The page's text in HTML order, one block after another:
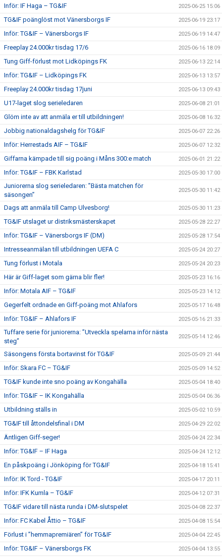
Inför: IF Haga – TG&IF 2025-06-25 15:06
TG&IF poänglöst mot Vänersborgs IF 2025-06-19 23:17
Inför: TG&IF – Vänersborgs IF 2025-06-19 14:47
Freeplay 24.000kr tisdag 17/6 2025-06-16 18:09
Tung Giff-förlust mot Lidköpings FK 2025-06-13 22:14
Inför: TG&IF – Lidköpings FK 2025-06-13 13:57
Freeplay 24.000kr tisdag 17juni 2025-06-13 09:43
U17-laget slog serieledaren 2025-06-08 21:01
Glöm inte av att anmäla er till utbildningen! 2025-06-08 16:32
Jobbig nationaldagshelg för TG&IF 2025-06-07 22:26
Inför: Herrestads AIF – TG&IF 2025-06-07 12:32
Giffarna kämpade till sig poäng i Måns 300:e match 2025-06-01 21:22
Inför: TG&IF – FBK Karlstad 2025-05-30 17:00
Juniorerna slog serieledaren: ”Bästa matchen för
säsongen”
2025-05-30 11:42
Dags att anmäla till Camp Ulvesborg! 2025-05-30 11:23
TG&IF utslaget ur distriksmästerskapet 2025-05-28 22:27
Inför: TG&IF – Vänersborgs IF (DM) 2025-05-28 17:54
Intresseanmälan till utbildningen UEFA C 2025-05-24 20:27
Tung förlust i Motala 2025-05-24 20:23
Här är Giff-laget som gärna blir fler! 2025-05-23 16:16
Inför: Motala AIF – TG&IF 2025-05-23 14:12
Gegerfelt ordnade en Giff-poäng mot Ahlafors 2025-05-17 16:48
Inför: TG&IF – Ahlafors IF 2025-05-16 21:33
Tuffare serie för juniorerna: ”Utveckla spelarna inför nästa
steg”
2025-05-14 12:46
Säsongens första bortavinst för TG&IF 2025-05-09 21:44
Inför: Skara FC – TG&IF 2025-05-09 14:52
TG&IF kunde inte sno poäng av Kongahälla 2025-05-04 18:40
Inför: TG&IF – IK Kongahälla 2025-05-04 06:36
Utbildning ställs in 2025-05-02 10:59
TG&IF till åttondelsfinal i DM 2025-04-29 22:02
Äntligen Giff-seger! 2025-04-24 22:34
Inför: TG&IF – IF Haga 2025-04-24 12:12
En påskpoäng i Jönköping för TG&IF 2025-04-18 15:41
Inför: IK Tord - TG&IF 2025-04-17 20:11
Inför: IFK Kumla – TG&IF 2025-04-12 07:31
TG&IF vidare till nästa runda i DM-slutspelet 2025-04-08 22:37
Inför: FC Kabel Åttio – TG&IF 2025-04-08 15:54
Förlust i ”hemmapremiären” för TG&IF 2025-04-04 22:45
Inför: TG&IF – Vänersborgs FK 2025-04-04 13:55